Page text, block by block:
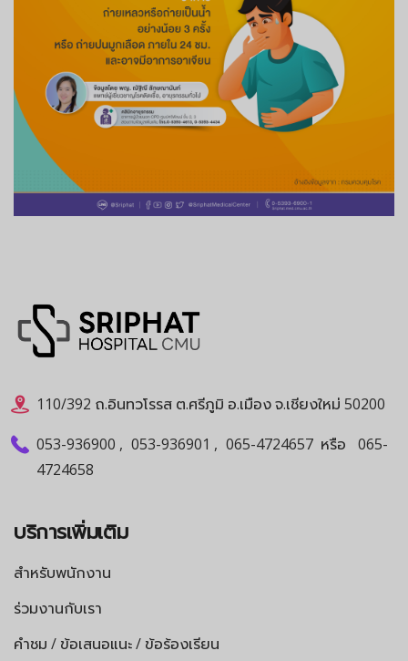
110/392 ถ.อินทวโรรส ต.ศรีภูมิ อ.เมือง จ.เชียงใหม่ 50200
053-936900 , 053-936901 , 065-4724657 หรือ
065-
4724658
บริการเพิ่มเติม
สำหรับพนักงาน
ร่วมงานกับเรา
คำชม / ข้อเสนอแนะ / ข้อร้องเรียน